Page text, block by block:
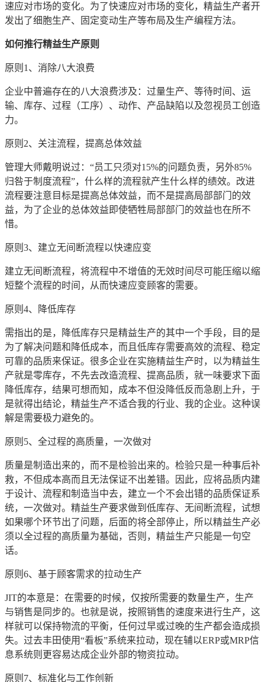
速应对市场的变化。为了快速应对市场的变化，精益生产者开
发出了细胞生产、固定变动生产等布局及生产编程方法。
如何推行精益生产原则
原则1、消除八大浪费
企业中普遍存在的八大浪费涉及：过量生产、等待时间、运
输、库存、过程（工序）、动作、产品缺陷以及忽视员工创造
力。
原则2、关注流程，提高总体效益
管理大师戴明说过：“员工只须对15%的问题负责，另外85%
归咎于制度流程”，什么样的流程就产生什么样的绩效。改进
流程要注意目标是提高总体效益，而不是提高局部部门的效
益，为了企业的总体效益即使牺牲局部部门的效益也在所不
惜。
原则3、建立无间断流程以快速应变
建立无间断流程，将流程中不增值的无效时间尽可能压缩以缩
短整个流程的时间，从而快速应变顾客的需要。
原则4、降低库存
需指出的是，降低库存只是精益生产的其中一个手段，目的是
为了解决问题和降低成本，而且低库存需要高效的流程、稳定
可靠的品质来保证。很多企业在实施精益生产时，以为精益生
产就是零库存，不先去改造流程、提高品质，就一味要求下面
降低库存，结果可想而知，成本不但没降低反而急剧上升，于
是就得出结论，精益生产不适合我的行业、我的企业。这种误
解是需要极力避免的。
原则5、全过程的高质量，一次做对
质量是制造出来的，而不是检验出来的。检验只是一种事后补
救，不但成本高而且无法保证不出差错。因此，应将品质内建
于设计、流程和制造当中去，建立一个不会出错的品质保证系
统，一次做对。精益生产要求做到低库存、无间断流程，试想
如果哪个环节出了问题，后面的将全部停止，所以精益生产必
须以全过程的高质量为基础，否则，精益生产只能是一句空
话。
原则6、基于顾客需求的拉动生产
JIT的本意是：在需要的时候，仅按所需要的数量生产，生产
与销售是同步的。也就是说，按照销售的速度来进行生产，这
样就可以保持物流的平衡，任何过早或过晚的生产都会造成损
失。过去丰田使用“看板”系统来拉动，现在辅以ERP或MRP信
息系统则更容易达成企业外部的物资拉动。
原则7、标准化与工作创新